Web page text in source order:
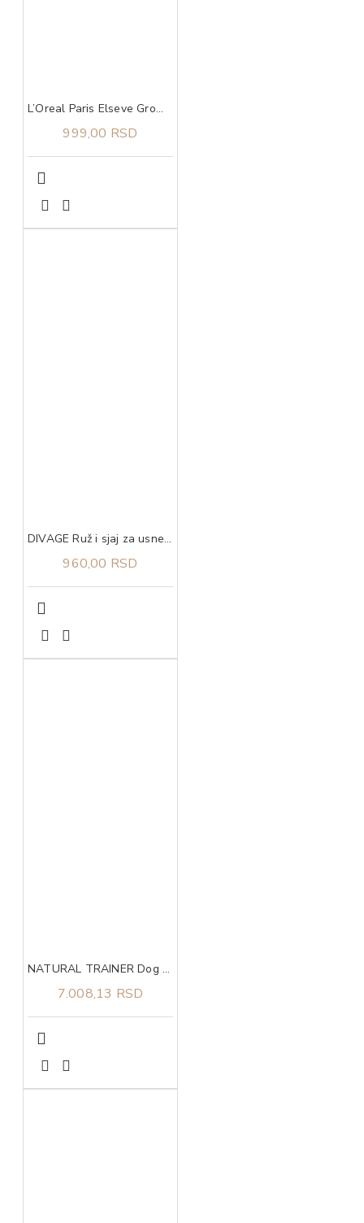
L’Oreal Paris Elseve Growth Booster šampon 200 ml
999,00 RSD
DIVAGE Ruž i sjaj za usne good vibes hypnotic fucsia 03
960,00 RSD
NATURAL TRAINER Dog sa svežom piletinom za štence velikih rasa 12kg
7.008,13 RSD